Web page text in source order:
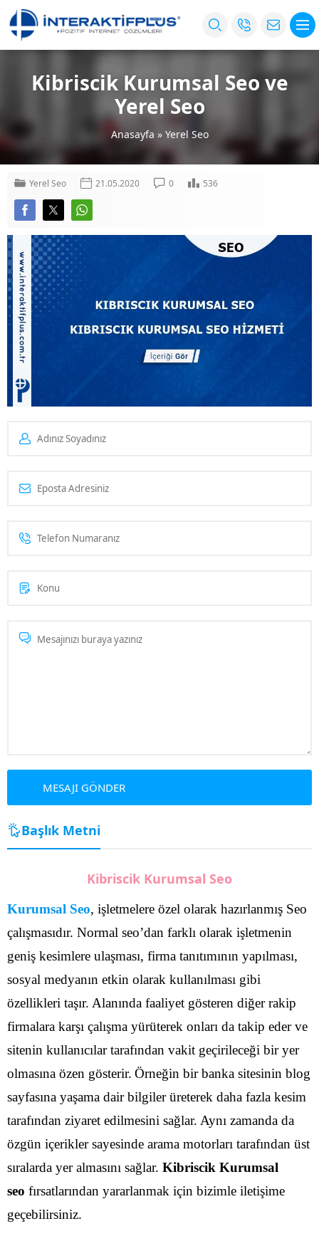
Kibriscik Kurumsal Seo ve
Yerel Seo
Anasayfa » Yerel Seo
Yerel Seo 21.05.2020 0 536
Başlık Metni
Kibriscik Kurumsal Seo
Kurumsal Seo, işletmelere özel olarak hazırlanmış Seo
çalışmasıdır. Normal seo’dan farklı olarak işletmenin
geniş kesimlere ulaşması, firma tanıtımının yapılması,
sosyal medyanın etkin olarak kullanılması gibi
özellikleri taşır. Alanında faaliyet gösteren diğer rakip
firmalara karşı çalışma yürüterek onları da takip eder ve
sitenin kullanıcılar tarafından vakit geçirileceği bir yer
olmasına özen gösterir. Örneğin bir banka sitesinin blog
sayfasına yaşama dair bilgiler üreterek daha fazla kesim
tarafından ziyaret edilmesini sağlar. Aynı zamanda da
özgün içerikler sayesinde arama motorları tarafından üst
sıralarda yer almasını sağlar. Kibriscik Kurumsal
seo fırsatlarından yararlanmak için bizimle iletişime
geçebilirsiniz.